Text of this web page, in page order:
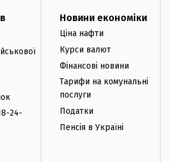
24-
Новини економіки
Ціна нафти
Курси валют
Фінансові новини
Тарифи на комунальні
послуги
Податки
Пенсія в Україні